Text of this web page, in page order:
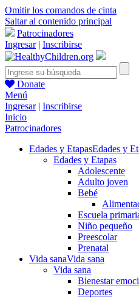
Omitir los comandos de cinta
Saltar al contenido principal
Patrocinadores
Ingresar| Inscribirse
Donate
Menú
Ingresar| Inscribirse
Inicio
Patrocinadores
Edades y EtapasEdades y
Edades y Etapas
Adolescente
Adulto joven
Bebé
Escuela
Niño pequeño
Preescolar
Prenatal
Vida sanaVida sana
Vida sana
Bienestar
Deportes